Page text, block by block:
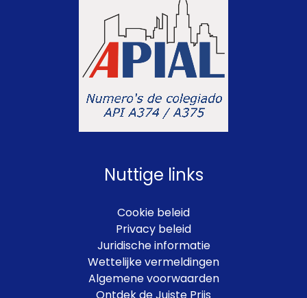
Nuttige links
Cookie beleid
Privacy beleid
Juridische informatie
Wettelijke vermeldingen
Algemene voorwaarden